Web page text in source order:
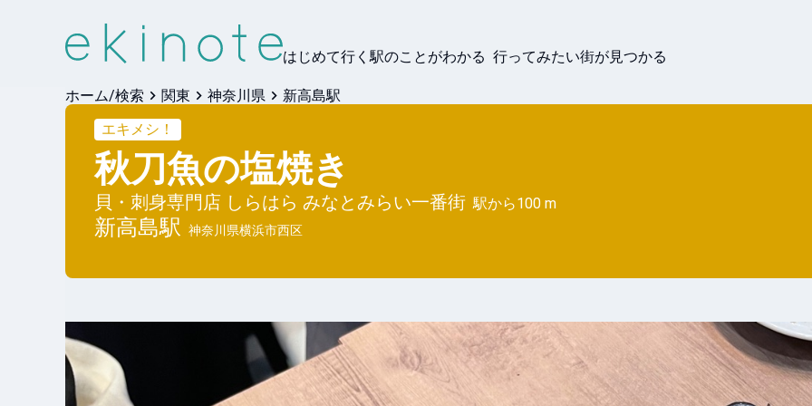
はじめて行く駅のことがわかる 行ってみたい街が見つかる
ホーム/検索 関東 神奈川県
新高島駅
エキメシ！
秋刀魚の塩焼き
貝・刺身専門店 しらはら みなとみらい一番街 駅から100 m
新高島駅 神奈川県横浜市西区